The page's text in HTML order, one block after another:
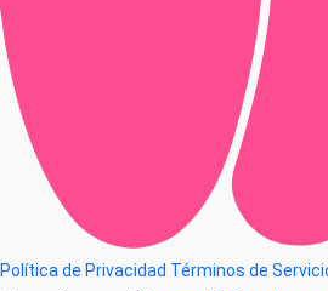
Política de Privacidad Términos de